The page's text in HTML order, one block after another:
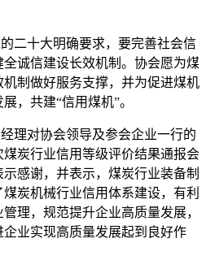
十大明确要求，要完善社会信
诚信建设长效机制。协会愿为煤
制做好服务支撑，并为促进煤机
，共建“信用煤机”。
对协会领导及参会企业一行的
炭行业信用等级评价结果通报会
感谢，并表示，煤炭行业装备制
炭机械行业信用体系建设，有利
理，规范提升企业高质量发展，
业实现高质量发展起到良好作